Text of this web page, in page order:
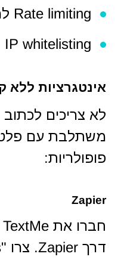
Rate limiting למניעת שימוש לרעה
IP whitelisting (אופציונלי)
אינטגרציות ללא
משתלבת עם
פופולריות:
Zapier